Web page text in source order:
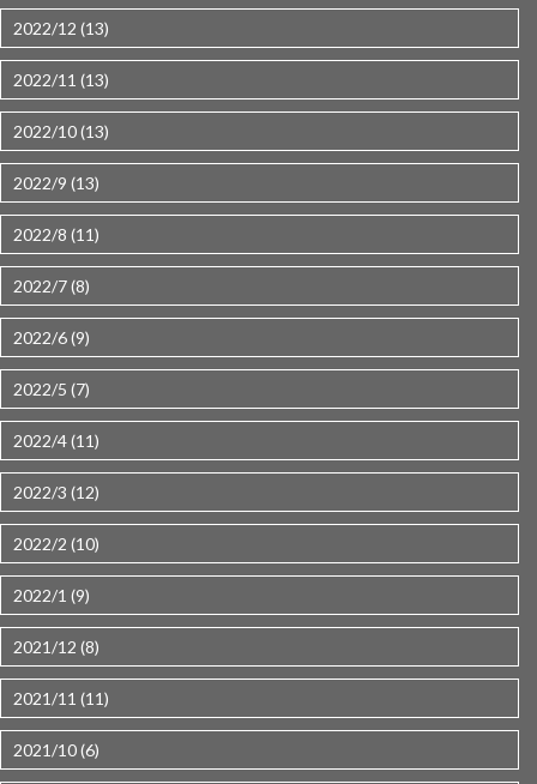
2022/12 (13)
2022/11 (13)
2022/10 (13)
2022/9 (13)
2022/8 (11)
2022/7 (8)
2022/6 (9)
2022/5 (7)
2022/4 (11)
2022/3 (12)
2022/2 (10)
2022/1 (9)
2021/12 (8)
2021/11 (11)
2021/10 (6)